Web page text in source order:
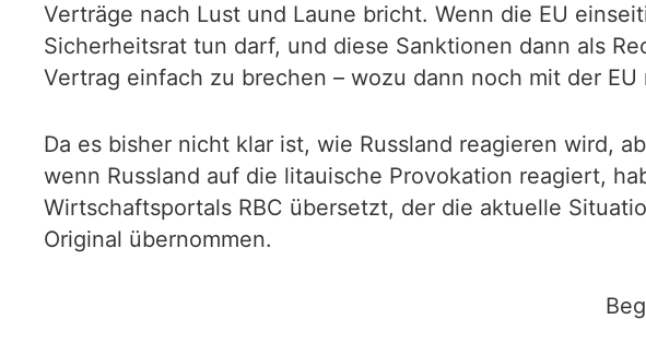
Verträge nach Lust und Laune bricht. Wenn die EU
Sicherheitsrat tun darf, und diese Sanktionen dann als
Vertrag einfach zu brechen – wozu dann noch mit der
Da es bisher nicht klar ist, wie Russland reagieren wird,
wenn Russland auf die litauische Provokation reagiert,
Wirtschaftsportals RBC übersetzt, der die aktuelle
Original übernommen.